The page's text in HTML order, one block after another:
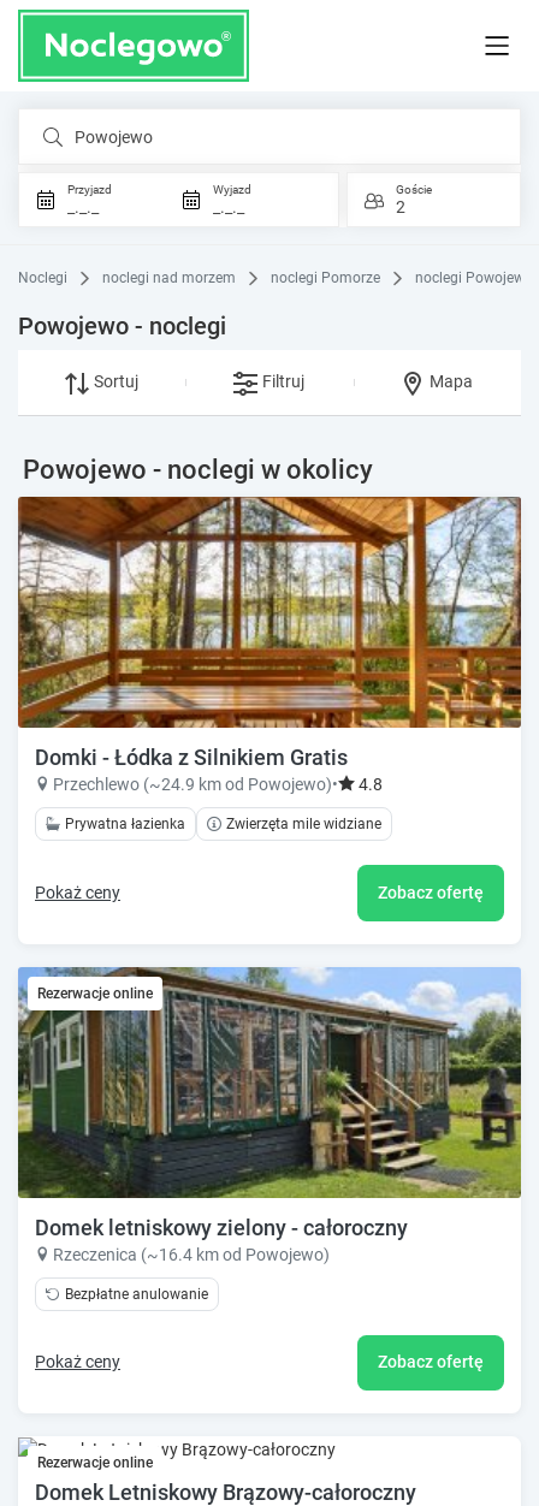
Powojewo
Przyjazd
_._._
Wyjazd
_._._
Goście
2
Noclegi noclegi nad morzem noclegi Pomorze noclegi Powojewo
Powojewo - noclegi
Sortuj Filtruj Mapa
Powojewo - noclegi w okolicy
Domki - Łódka z Silnikiem Gratis
Przechlewo (~24.9 km od Powojewo)• 4.8
Prywatna łazienka Zwierzęta mile widziane
Pokaż ceny Zobacz ofertę
Rezerwacje online
Domek letniskowy zielony - całoroczny
Rzeczenica (~16.4 km od Powojewo)
Bezpłatne anulowanie
Pokaż ceny Zobacz ofertę
Rezerwacje online
Domek Letniskowy Brązowy-całoroczny